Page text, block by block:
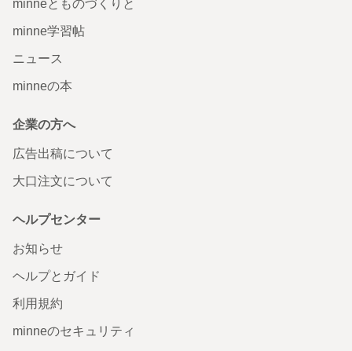
minneとものづくりと
minne学習帖
ニュース
minneの本
企業の方へ
広告出稿について
大口注文について
ヘルプセンター
お知らせ
ヘルプとガイド
利用規約
minneのセキュリティ